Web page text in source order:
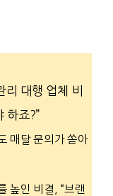
리 대행 업체 비
하죠?”
매달 문의가 쏟아
높인 비결, “브랜